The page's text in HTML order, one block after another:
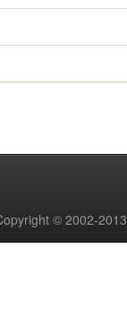
© 2002-2013